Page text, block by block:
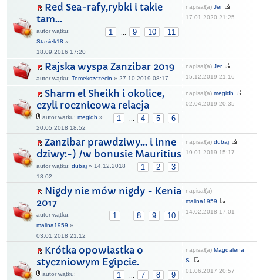
Red Sea-rafy,rybki i takie
tam...
1 9 10 11
autor wątku:
Stasiek18 »
18.09.2016 17:20
napisał(a) Jer
17.01.2020 21:25
Rajska wyspa Zanzibar 2019
autor wątku: Tomekszczecin » 27.10.2019 08:17
napisał(a) Jer
15.12.2019 21:16
Sharm el Sheikh i okolice,
czyli rocznicowa relacja
1 4 5 6
autor wątku: megidh »
20.05.2018 18:52
napisał(a) megidh
02.04.2019 20:35
Zanzibar prawdziwy... i inne
dziwy:-) /w bonusie Mauritius
1 2 3
autor wątku: dubaj » 14.12.2018
18:02
napisał(a) dubaj
19.01.2019 15:17
Nigdy nie mów nigdy - Kenia
2017
1 8 9 10
autor wątku:
malina1959 »
03.01.2018 21:12
napisał(a)
malina1959
14.02.2018 17:01
Krótka opowiastka o
styczniowym Egipcie.
1 7 8 9
autor wątku:
napisał(a) Magdalena
S.
01.06.2017 20:57